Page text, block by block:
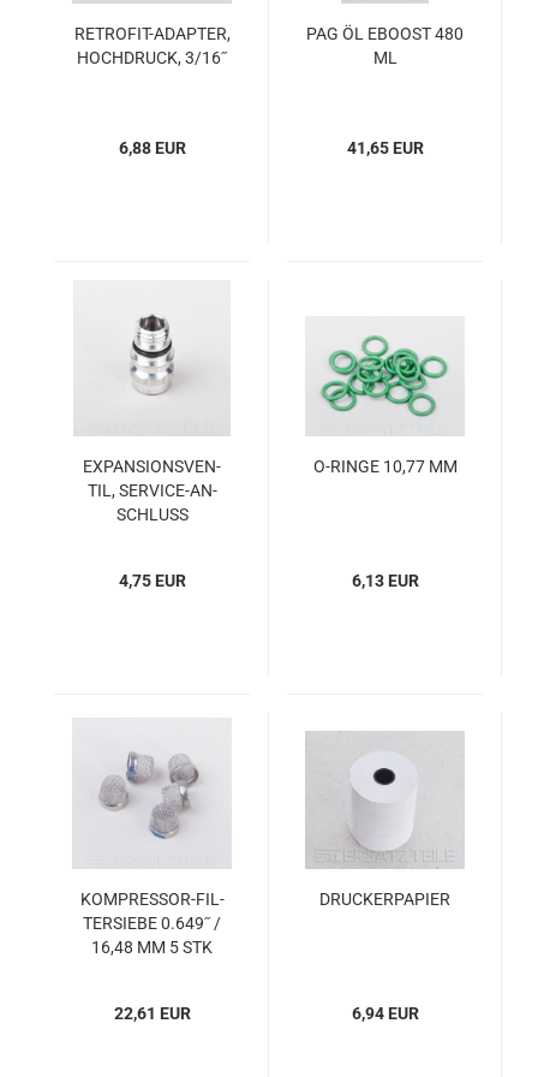
RETROFIT-​​AD­AP­TER,
HOCH­DRUCK, 3/16˝
6,88 EUR
PAG ÖL EBOOST 480
ML
41,65 EUR
EX­PAN­SI­ONS­VEN­
TIL, SERVICE-​​AN­
SCHLUSS
4,75 EUR
O-​RINGE 10,77 MM
6,13 EUR
KOMPRESSOR-​​FIL­
TER­SIE­BE 0.649˝ /
16,48 MM 5 STK
22,61 EUR
DRU­CKER­PA­PIER
6,94 EUR